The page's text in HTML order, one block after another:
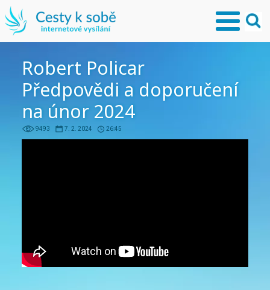
Robert Policar
Předpovědi a doporučení
na únor 2024
9493 7. 2. 2024 26:45